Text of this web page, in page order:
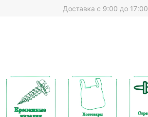
Доставка с 9:00 до 17:00